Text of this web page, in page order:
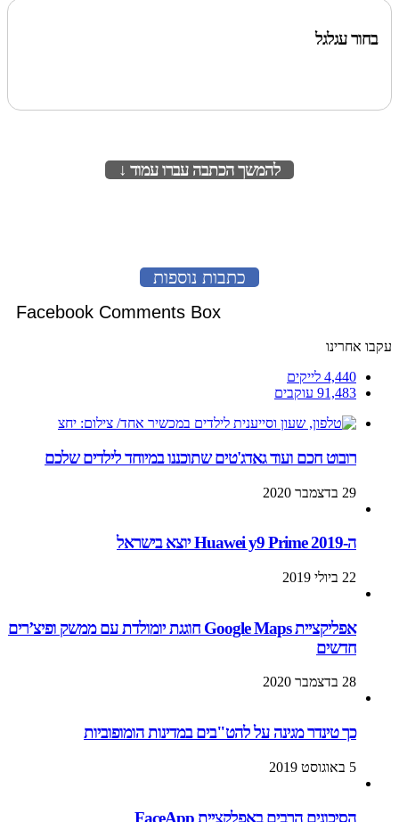
בחור עגלגל
להמשך הכתבה עברו עמוד ↓
כתבות נוספות
Facebook Comments Box
עקבו אחרינו
4,440 לייקים
91,483 עוקבים
רובוט חכם ועוד גאדג'טים שתוכננו במיוחד לילדים שלכם
29 בדצמבר 2020
ה-Huawei y9 Prime 2019 יוצא בישראל
22 ביולי 2019
אפליקציית Google Maps חוגגת יומולדת עם ממשק ופיצ’רים
חדשים
28 בדצמבר 2020
כך טינדר מגינה על להט"בים במדינות הומופוביות
5 באוגוסט 2019
הסיכונים הרבים באפלקציית FaceApp